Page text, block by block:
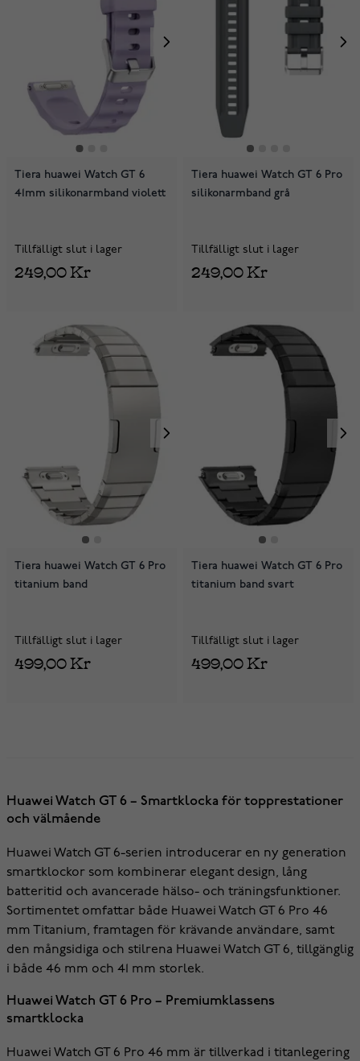
Tiera huawei Watch GT 6
41mm silikonarmband violett
Tillfälligt slut i lager
249,00 Kr
Tiera huawei Watch GT 6 Pro
silikonarmband grå
Tillfälligt slut i lager
249,00 Kr
Tiera huawei Watch GT 6 Pro
titanium band
Tillfälligt slut i lager
499,00 Kr
Tiera huawei Watch GT 6 Pro
titanium band svart
Tillfälligt slut i lager
499,00 Kr
Huawei Watch GT 6 – Smartklocka för topprestationer
och välmående
Huawei Watch GT 6-serien introducerar en ny generation
smartklockor som kombinerar elegant design, lång
batteritid och avancerade hälso- och träningsfunktioner.
Sortimentet omfattar både Huawei Watch GT 6 Pro 46
mm Titanium, framtagen för krävande användare, samt
den mångsidiga och stilrena Huawei Watch GT 6, tillgänglig
i både 46 mm och 41 mm storlek.
Huawei Watch GT 6 Pro – Premiumklassens
smartklocka
Huawei Watch GT 6 Pro 46 mm är tillverkad i titanlegering